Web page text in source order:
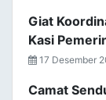
Giat
Kasi
17 Desember
Camat